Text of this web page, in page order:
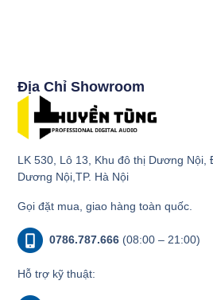
Địa Chỉ Showroom
LK 530, Lô 13, Khu đô thị Dương Nội,
Dương Nội,TP. Hà Nội
Gọi đặt mua, giao hàng toàn quốc.
0786.787.666 (08:00 – 21:00)
Hỗ trợ kỹ thuật: